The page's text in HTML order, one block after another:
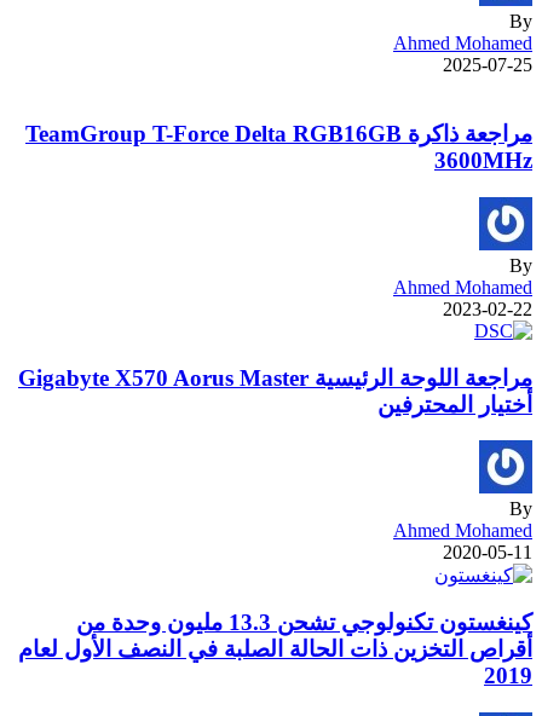
By
Ahmed Mohamed
2025-07-25
مراجعة ذاكرة TeamGroup T-Force Delta RGB16GB
3600MHz
By
Ahmed Mohamed
2023-02-22
مراجعة اللوحة الرئيسية Gigabyte X570 Aorus Master
أختيار المحترفين
By
Ahmed Mohamed
2020-05-11
كينغستون تكنولوجي تشحن 13.3 مليون وحدة من
أقراص التخزين ذات الحالة الصلبة في النصف الأول لعام
2019